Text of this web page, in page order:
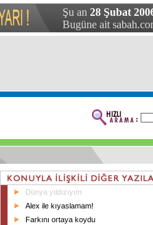
Şu an 28 Şubat
Bugüne ait
Dünya yıldızıyım
Alex ile kıyaslamam!
Farkını ortaya koydu